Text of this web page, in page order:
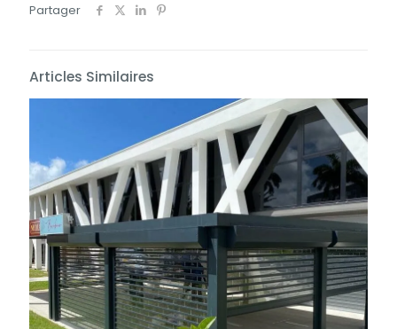
Partager
Articles Similaires